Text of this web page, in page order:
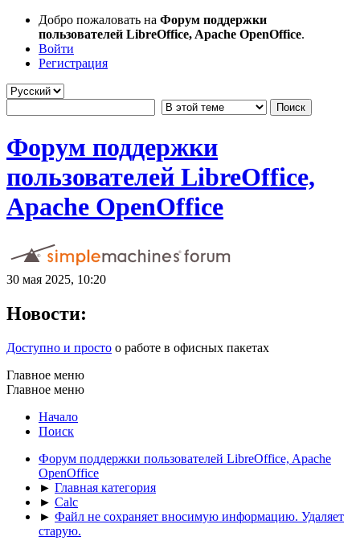
Добро пожаловать на Форум поддержки
пользователей LibreOffice, Apache OpenOffice.
Войти
Регистрация
Форум поддержки
пользователей LibreOffice,
Apache OpenOffice
30 мая 2025, 10:20
Новости:
Доступно и просто о работе в офисных пакетах
Главное меню
Главное меню
Начало
Поиск
Форум поддержки пользователей LibreOffice, Apache
OpenOffice
► Главная категория
► Calc
► Файл не сохраняет вносимую информацию. Удаляет
старую.